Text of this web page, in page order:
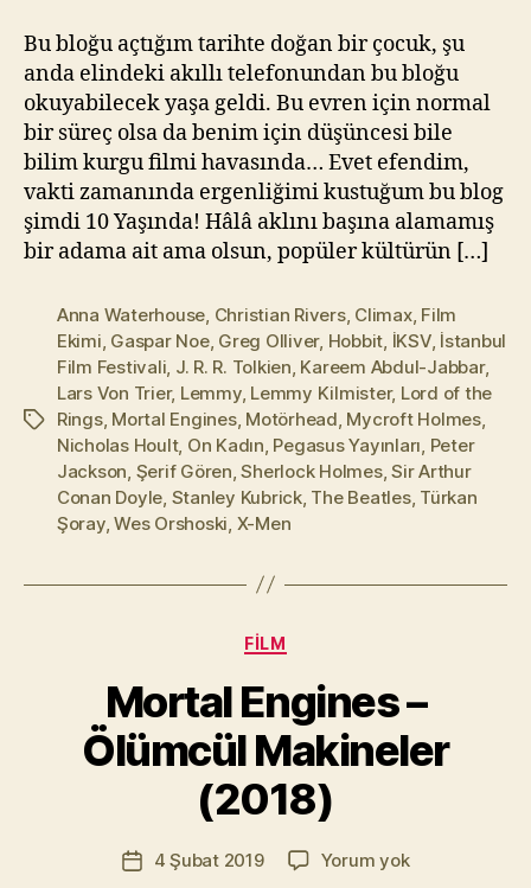
a
z
Bu bloğu açtığım tarihte doğan bir çocuk, şu
anda elindeki akıllı telefonundan bu bloğu
okuyabilecek yaşa geldi. Bu evren için normal
bir süreç olsa da benim için düşüncesi bile
bilim kurgu filmi havasında… Evet efendim,
vakti zamanında ergenliğimi kustuğum bu blog
şimdi 10 Yaşında! Hâlâ aklını başına alamamış
bir adama ait ama olsun, popüler kültürün […]
Etiketler
Anna Waterhouse Christian Rivers, Climax, Film
Ekimi Gaspar Noe, Greg Olliver, Hobbit İKSV, İstanbul
Film Festivali J. R. R. Tolkien Kareem Abdul-Jabbar,
Lars Von Trier, Lemmy, Lemmy Kilmister, Lord of the
Rings, Mortal Engines, Motörhead Mycroft Holmes,
Nicholas Hoult, On Kadın Pegasus Yayınları Peter
Jackson Şerif Gören ,Sherlock Holmes,Sir Arthur
Conan Doyle Stanley Kubrick, The Beatles, Türkan
Şoray,Wes Orshoski X-Men
Kategoriler
FILM
Mortal Engines –
Ölümcül Makineler
(2018)
Yazının
yazarı
a
r
M
u
Yazı4 Şubat 2019 Yorum yokMortal